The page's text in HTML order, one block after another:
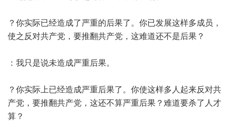
？你实际已经造成了严重的后果了。你已发展这样多成员，
使之反对共产党，要推翻共产党，这难道还不是后果？
：我只是说未造成严重后果。
？你实际上已经造成严重后果了。你使这样多人起来反对共
产党，要推翻共产党，这还不算严重后果？难道要杀了人才
算？